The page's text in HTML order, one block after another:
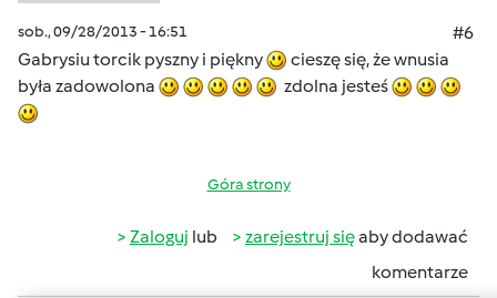
sob., 09/28/2013 - 16:51
#6
Gabrysiu torcik pyszny i piękny
cieszę się, że wnusia
była zadowolona
zdolna jesteś
Góra strony
Zaloguj lub zarejestruj sięaby dodawać
komentarze